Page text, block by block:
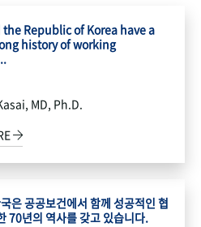
the Republic of Korea have a
history of working
MD, Ph.D.
은 공공보건에서 함께 성공적인 협
70년의 역사를 갖고 있습니다.